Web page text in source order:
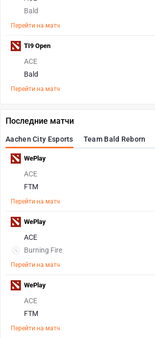
Bald
Перейти на матч
ACE
Bald
Перейти на матч
TI9 Open
Последние матчи
Aachen City Esports Team Bald Reborn
ACE
FTM
Перейти на матч
WePlay
ACE
Burning Fire
Перейти на матч
WePlay
ACE
FTM
Перейти на матч
WePlay